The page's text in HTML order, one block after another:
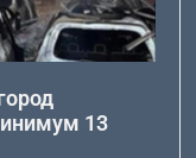
13